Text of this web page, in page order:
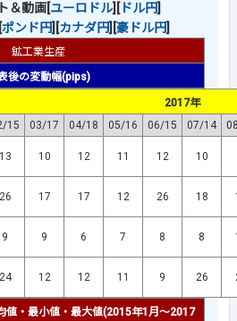
＆動画[ユーロドル][ ドル円]
ポンド円][カナダ円][豪ドル円]
鉱工業生産
後の変動幅(pips)
2017年
15 03/17 04/18 05/16 06/15 07/14
13 10 12 11 12 10
26 17 17 12 26 18
9 9 6 7 8 8
24 12 12 11 9 26
値・最小値・最大値(2015年1月～2017